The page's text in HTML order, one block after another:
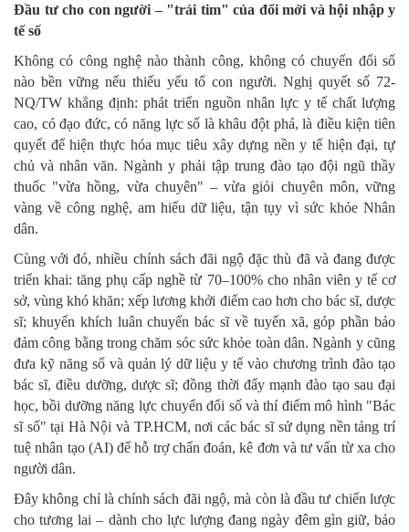
Đầu tư cho con người – "trái tim" của đổi mới và hội nhập y
tế số
Không có công nghệ nào thành công, không có chuyển đổi số
nào bền vững nếu thiếu yếu tố con người. Nghị quyết số 72-
NQ/TW khẳng định: phát triển nguồn nhân lực y tế chất lượng
cao, có đạo đức, có năng lực số là khâu đột phá, là điều kiện tiên
quyết để hiện thực hóa mục tiêu xây dựng nền y tế hiện đại, tự
chủ và nhân văn. Ngành y phải tập trung đào tạo đội ngũ thầy
thuốc "vừa hồng, vừa chuyên" – vừa giỏi chuyên môn, vững
vàng về công nghệ, am hiểu dữ liệu, tận tụy vì sức khỏe Nhân
dân.
Cùng với đó, nhiều chính sách đãi ngộ đặc thù đã và đang được
triển khai: tăng phụ cấp nghề từ 70–100% cho nhân viên y tế cơ
sở, vùng khó khăn; xếp lương khởi điểm cao hơn cho bác sĩ, dược
sĩ; khuyến khích luân chuyển bác sĩ về tuyến xã, góp phần bảo
đảm công bằng trong chăm sóc sức khỏe toàn dân. Ngành y cũng
đưa kỹ năng số và quản lý dữ liệu y tế vào chương trình đào tạo
bác sĩ, điều dưỡng, dược sĩ; đồng thời đẩy mạnh đào tạo sau đại
học, bồi dưỡng năng lực chuyển đổi số và thí điểm mô hình "Bác
sĩ số" tại Hà Nội và TP.HCM, nơi các bác sĩ sử dụng nền tảng trí
tuệ nhân tạo (AI) để hỗ trợ chẩn đoán, kê đơn và tư vấn từ xa cho
người dân.
Đây không chỉ là chính sách đãi ngộ, mà còn là đầu tư chiến lược
cho tương lai – dành cho lực lượng đang ngày đêm gìn giữ, bảo